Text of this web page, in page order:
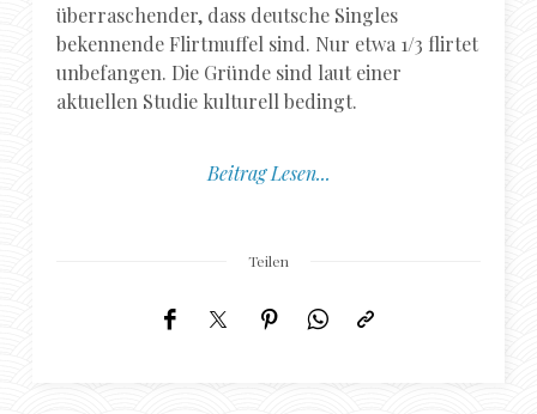
überraschender, dass deutsche Singles
bekennende Flirtmuffel sind. Nur etwa 1/3 flirtet
unbefangen. Die Gründe sind laut einer
aktuellen Studie kulturell bedingt.
Beitrag Lesen...
Teilen